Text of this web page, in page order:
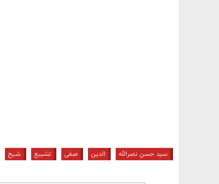
سید حسن نصرالله الدین صفی تشییع شیخ